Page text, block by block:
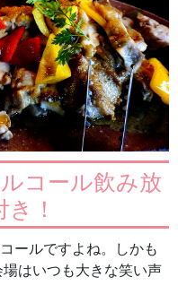
コール飲み放
！
ールですよね。しかも
はいつも大きな笑い声